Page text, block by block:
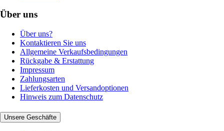
Über uns
Über uns?
Kontaktieren Sie uns
Allgemeine Verkaufsbedingungen
Rückgabe & Erstattung
Impressum
Zahlungsarten
Lieferkosten und Versandoptionen
Hinweis zum Datenschutz
Unsere Geschäfte